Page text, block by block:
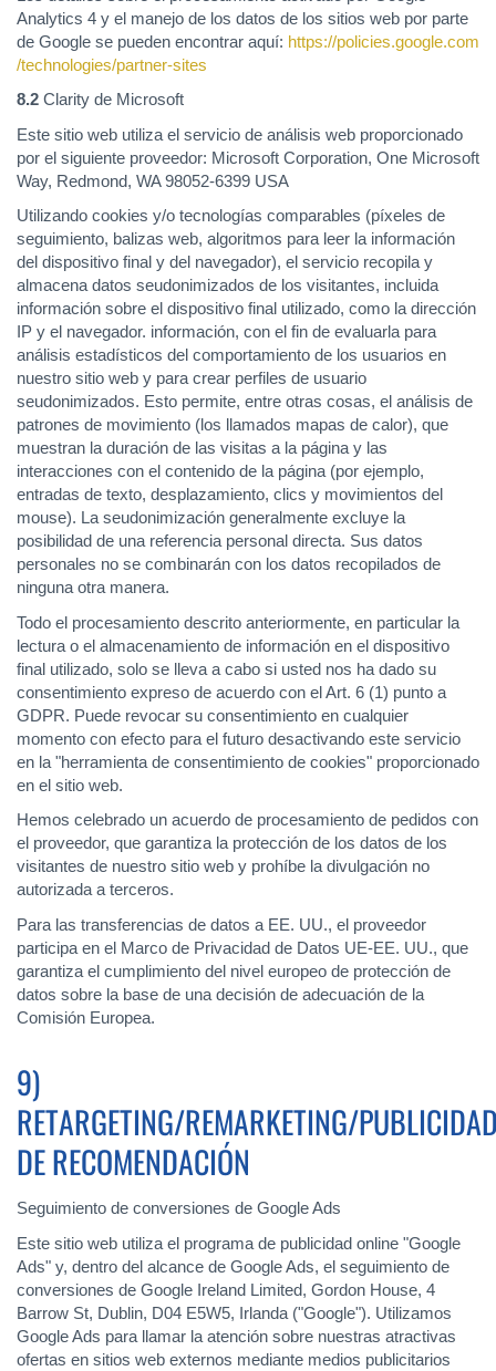
Analytics 4 y el manejo de los datos de los sitios web por parte
de Google se pueden encontrar aquí: https://policies.google.com
/technologies/partner-sites
8.2 Clarity de Microsoft
Este sitio web utiliza el servicio de análisis web proporcionado
por el siguiente proveedor: Microsoft Corporation, One Microsoft
Way, Redmond, WA 98052-6399 USA
Utilizando cookies y/o tecnologías comparables (píxeles de
seguimiento, balizas web, algoritmos para leer la información
del dispositivo final y del navegador), el servicio recopila y
almacena datos seudonimizados de los visitantes, incluida
información sobre el dispositivo final utilizado, como la dirección
IP y el navegador. información, con el fin de evaluarla para
análisis estadísticos del comportamiento de los usuarios en
nuestro sitio web y para crear perfiles de usuario
seudonimizados. Esto permite, entre otras cosas, el análisis de
patrones de movimiento (los llamados mapas de calor), que
muestran la duración de las visitas a la página y las
interacciones con el contenido de la página (por ejemplo,
entradas de texto, desplazamiento, clics y movimientos del
mouse). La seudonimización generalmente excluye la
posibilidad de una referencia personal directa. Sus datos
personales no se combinarán con los datos recopilados de
ninguna otra manera.
Todo el procesamiento descrito anteriormente, en particular la
lectura o el almacenamiento de información en el dispositivo
final utilizado, solo se lleva a cabo si usted nos ha dado su
consentimiento expreso de acuerdo con el Art. 6 (1) punto a
GDPR. Puede revocar su consentimiento en cualquier
momento con efecto para el futuro desactivando este servicio
en la "herramienta de consentimiento de cookies" proporcionado
en el sitio web.
Hemos celebrado un acuerdo de procesamiento de pedidos con
el proveedor, que garantiza la protección de los datos de los
visitantes de nuestro sitio web y prohíbe la divulgación no
autorizada a terceros.
Para las transferencias de datos a EE. UU., el proveedor
participa en el Marco de Privacidad de Datos UE-EE. UU., que
garantiza el cumplimiento del nivel europeo de protección de
datos sobre la base de una decisión de adecuación de la
Comisión Europea.
9)
RETARGETING/REMARKETING/
DE RECOMENDACIÓN
Seguimiento de conversiones de Google Ads
Este sitio web utiliza el programa de publicidad online "Google
Ads" y, dentro del alcance de Google Ads, el seguimiento de
conversiones de Google Ireland Limited, Gordon House, 4
Barrow St, Dublin, D04 E5W5, Irlanda ("Google"). Utilizamos
Google Ads para llamar la atención sobre nuestras atractivas
ofertas en sitios web externos mediante medios publicitarios